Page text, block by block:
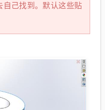
自己找到。默认这些贴